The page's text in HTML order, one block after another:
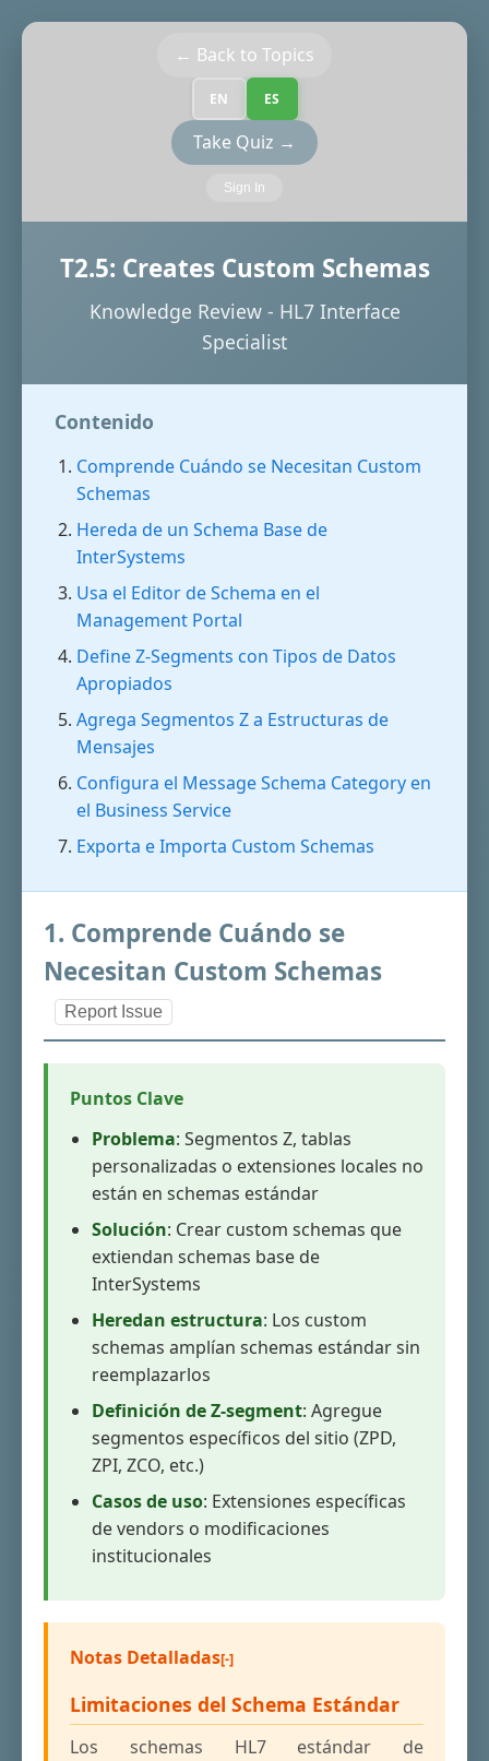
← Back to Topics
EN ES
Take Quiz →
Sign In
T2.5: Creates Custom Schemas
Knowledge Review - HL7 Interface
Specialist
Contenido
Comprende Cuándo se Necesitan Custom
Schemas
Hereda de un Schema Base de
InterSystems
Usa el Editor de Schema en el
Management Portal
Define Z-Segments con Tipos de Datos
Apropiados
Agrega Segmentos Z a Estructuras de
Mensajes
Configura el Message Schema Category en
el Business Service
Exporta e Importa Custom Schemas
1. Comprende Cuándo se
Necesitan Custom Schemas
Report Issue
Puntos Clave
Problema: Segmentos Z, tablas
personalizadas o extensiones locales no
están en schemas estándar
Solución: Crear custom schemas que
extiendan schemas base de
InterSystems
Heredan estructura: Los custom
schemas amplían schemas estándar sin
reemplazarlos
Definición de Z-segment: Agregue
segmentos específicos del sitio (ZPD,
ZPI, ZCO, etc.)
Casos de uso: Extensiones específicas
de vendors o modificaciones
institucionales
Notas Detalladas
Limitaciones del Schema Estándar
Los schemas HL7 estándar de